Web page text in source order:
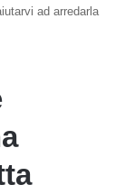
ad arredarla